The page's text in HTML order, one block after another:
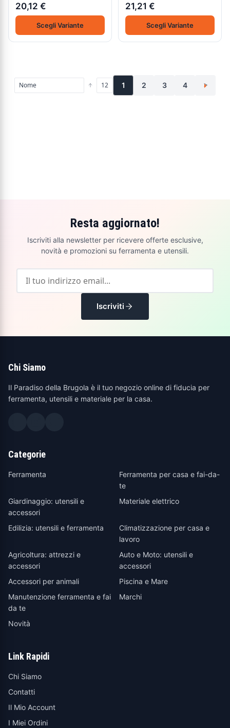
20,12 €
Scegli Variante
21,21 €
Scegli Variante
1 2 3 4 >
Resta aggiornato!
Iscriviti alla newsletter per ricevere offerte esclusive,
novità e promozioni su ferramenta e utensili.
Iscriviti
Chi Siamo
Il Paradiso della Brugola è il tuo negozio online di fiducia per
ferramenta, utensili e materiale per la casa.
Categorie
Ferramenta
Ferramenta per casa e fai-da-
te
Giardinaggio: utensili e
accessori
Materiale elettrico
Edilizia: utensili e ferramenta
Climatizzazione per casa e
lavoro
Agricoltura: attrezzi e
accessori
Auto e Moto: utensili e
accessori
Accessori per animali
Piscina e Mare
Manutenzione ferramenta e fai
da te
Marchi
Novità
Link Rapidi
Chi Siamo
Contatti
Il Mio Account
I Miei Ordini